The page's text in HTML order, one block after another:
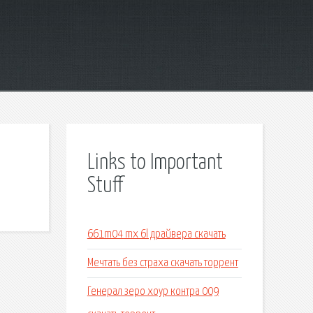
Links to Important
Stuff
661m04 mx 6l драйвера скачать
Мечтать без страха скачать торрент
Генерал зеро хоур контра 009